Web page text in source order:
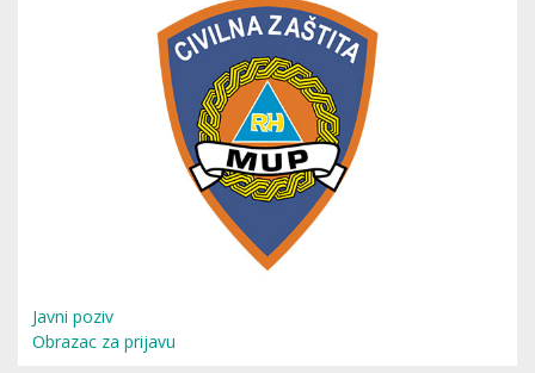
Javni poziv
Obrazac za prijavu